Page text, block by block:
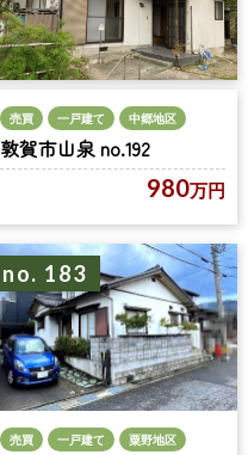
売買 一戸建て 中郷地区
敦賀市山泉 no.192
980万円
no. 183
売買 一戸建て 粟野地区